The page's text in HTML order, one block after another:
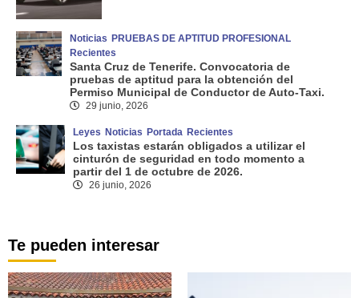
Noticias PRUEBAS DE APTITUD PROFESIONAL
Recientes
Santa Cruz de Tenerife. Convocatoria de
pruebas de aptitud para la obtención del
Permiso Municipal de Conductor de Auto-Taxi.
29 junio, 2026
Leyes Noticias Portada Recientes
Los taxistas estarán obligados a utilizar el
cinturón de seguridad en todo momento a
partir del 1 de octubre de 2026.
26 junio, 2026
Te pueden interesar